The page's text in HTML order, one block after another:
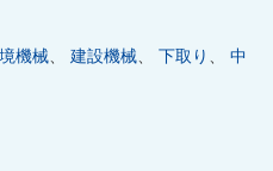
機械 建設機械 下取り
中